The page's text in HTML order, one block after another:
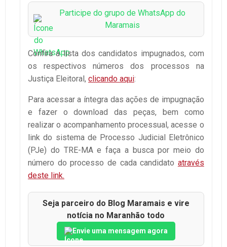
Participe do grupo de WhatsApp do
Maramais
Confira a lista dos candidatos impugnados, com
os respectivos números dos processos na
Justiça Eleitoral, clicando aqui:
Para acessar a íntegra das ações de impugnação
e fazer o download das peças, bem como
realizar o acompanhamento processual, acesse o
link do sistema de Processo Judicial Eletrônico
(PJe) do TRE-MA e faça a busca por meio do
número do processo de cada candidato através
deste link.
Seja parceiro do Blog Maramais e vire
notícia no Maranhão todo
Envie uma mensagem agora